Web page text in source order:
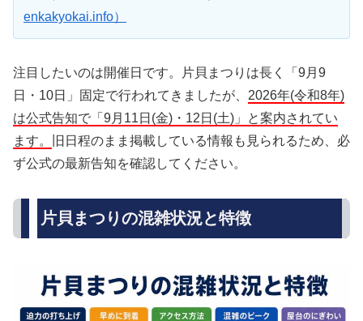
enkakyokai.info）
注目したいのは開催日です。片貝まつりは長く「9月9
日・10日」固定で行われてきましたが、 2026年(令和8年)
は公式告知で「9月11日(金)・12日(土)」と案内されてい
ます。
旧日程のまま掲載している情報も見られるため、必
ず公式の最新告知を確認してください。
片貝まつりの混雑状況と特徴